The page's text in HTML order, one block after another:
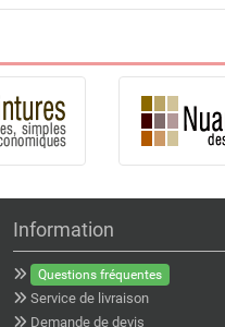
Information
Questions fréquentes
Service de livraison
Demande de devis